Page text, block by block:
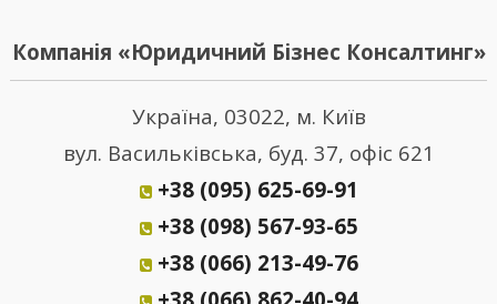
Компанія «Юридичний Бізнес Консалтинг»
Україна, 03022, м. Київ
вул. Васильківська, буд. 37, офіс 621
+38 (095) 625-69-91
+38 (098) 567-93-65
+38 (066) 213-49-76